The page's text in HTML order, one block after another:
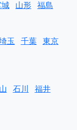
山形 福島
玉 千葉 東京
石川 福井